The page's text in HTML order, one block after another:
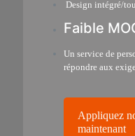
Design intégré/
Faible
Un service de
répondre aux
Appliquez
maintenant